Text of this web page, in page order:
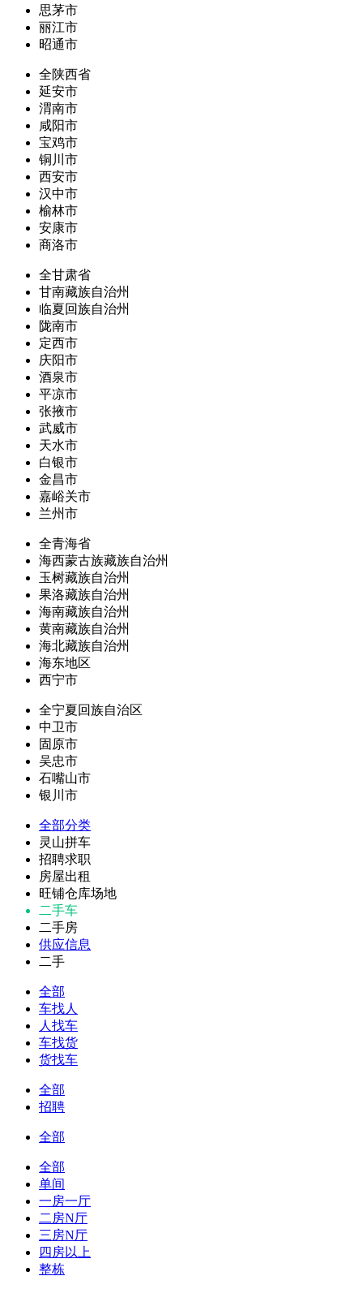
思茅市
丽江市
昭通市
全陕西省
延安市
渭南市
咸阳市
宝鸡市
铜川市
西安市
汉中市
榆林市
安康市
商洛市
全甘肃省
甘南藏族自治州
临夏回族自治州
陇南市
定西市
庆阳市
酒泉市
平凉市
张掖市
武威市
天水市
白银市
金昌市
嘉峪关市
兰州市
全青海省
海西蒙古族藏族自治州
玉树藏族自治州
果洛藏族自治州
海南藏族自治州
黄南藏族自治州
海北藏族自治州
海东地区
西宁市
全宁夏回族自治区
中卫市
固原市
吴忠市
石嘴山市
银川市
全部分类
灵山拼车
招聘求职
房屋出租
旺铺仓库场地
二手车
二手房
供应信息
二手
全部
车找人
人找车
车找货
货找车
全部
招聘
全部
全部
单间
一房一厅
二房N厅
三房N厅
四房以上
整栋